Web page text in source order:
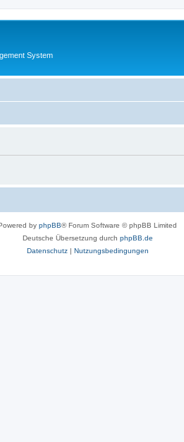
System
by phpBB® Forum Software © phpBB Limited
Deutsche Übersetzung durch phpBB.de
Datenschutz| Nutzungsbedingungen